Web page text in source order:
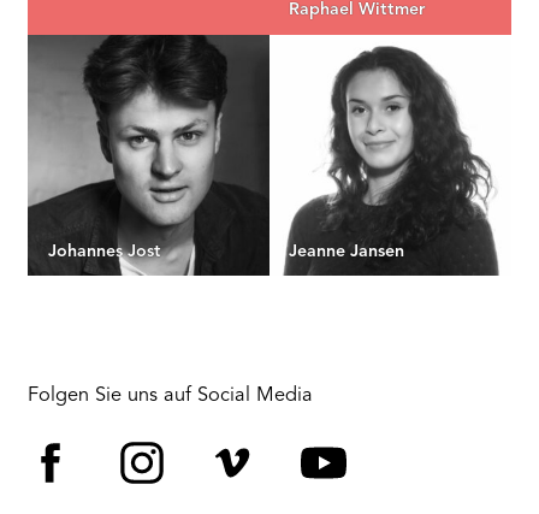
Raphael Wittmer
Johannes Jost Jeanne Jansen
Folgen Sie uns auf Social Media